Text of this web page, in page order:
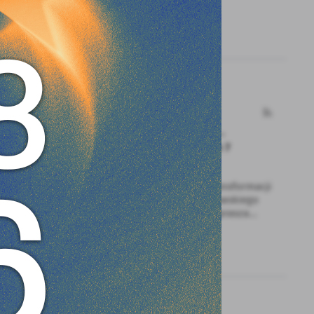
zbierania
03 - 04 - 2025
TransformujeMY Śląskie -
zapraszamy na spotkanie 7
kwietnia
Departament Rozwoju i Transformacji
Regionu Urzędu Marszałkowskiego
Województwa Śląskiego zaprasza...